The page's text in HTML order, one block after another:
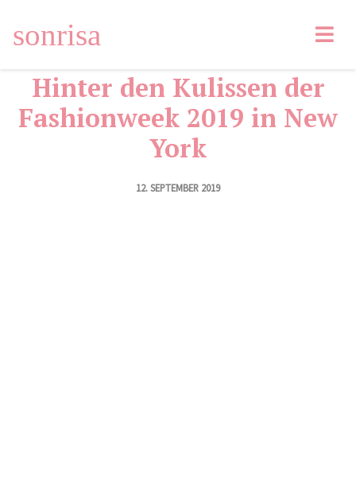
sonrisa
Facebook LinkedIn
Hinter den Kulissen der
Fashionweek 2019 in New
York
12. SEPTEMBER 2019